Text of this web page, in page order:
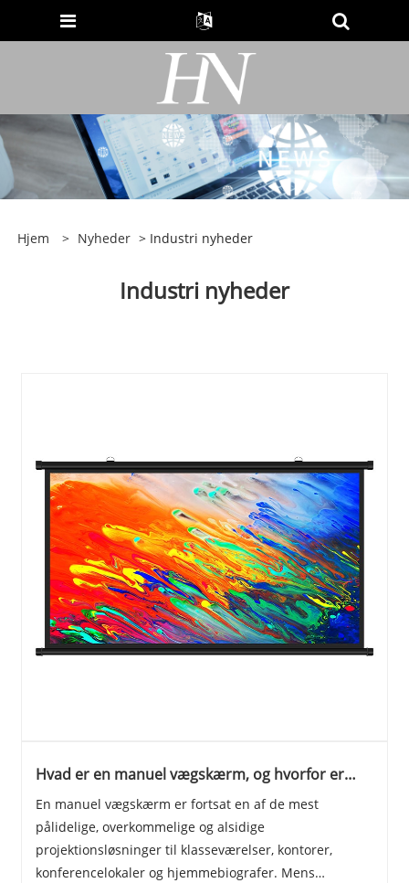
Hjem > Nyheder > Industri nyheder
Industri nyheder
Hvad er en manuel vægskærm, og hvorfor er
omkostningseffektive projektionsløsninger
En manuel vægskærm er fortsat en af ​​de mest
pålidelige, overkommelige og alsidige
projektionsløsninger til klasseværelser, kontorer,
konferencelokaler og hjemmebiografer. Mens